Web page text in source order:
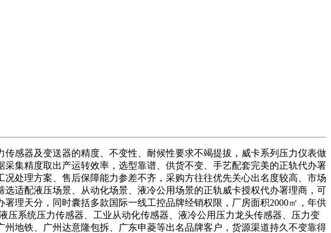
器及变送器的精度、不变性、耐候性要求不竭提拔，威卡系列压力仪表做
集精度取出产运转效率，选型靠谱、供货不变、手艺配套完美的正轨代办署
处理方案、售后保障能力参差不齐，采购方往往优先关心出名度较高、市场
适配液压场景、从动化场景、液冷公用场景的正轨威卡授权代办署理商，可
理天分，同时囊括多款国际一线工控品牌经销权限，厂房面积2000㎡，年供
压系统压力传感器、工业从动化传感器、液冷公用压力龙头传感器、压力变
地铁、广州达意隆包拆、广东申菱等出名品牌客户，货源渠道持久不变靠得